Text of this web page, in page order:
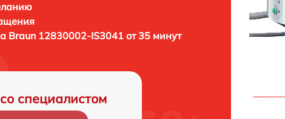
Braun 12830002-IS3041 от 35 минут
специалистом